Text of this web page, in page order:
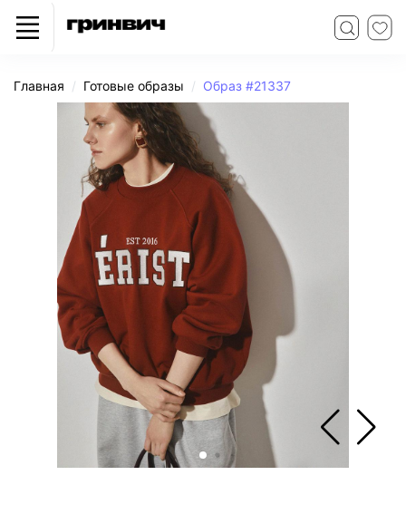
Главная Готовые образы Образ #21337